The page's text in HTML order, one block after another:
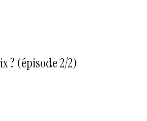
? (épisode 2/2)